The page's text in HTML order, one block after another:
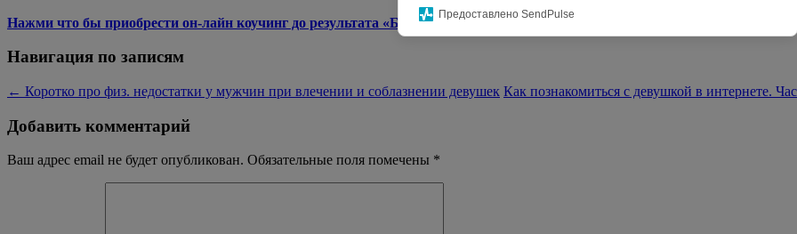
Нажми что бы приобрести он-лайн коучинг до результата «Быстрые результаты в интентет знакомствах и соблазнении»
Навигация по записям
← Коротко про физ. недостатки у мужчин при влечении и соблазнении девушек Как познакомиться с девушкой в интернете.
Добавить комментарий
Ваш адрес email не будет опубликован. Обязательные поля помечены *
Предоставлено SendPulse